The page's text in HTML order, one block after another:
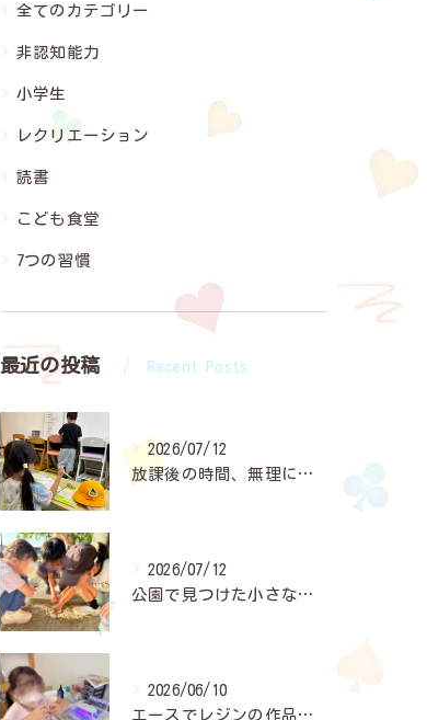
全てのカテゴリー
非認知能力
小学生
レクリエーション
読書
こども食堂
7つの習慣
最近の投稿 Recent Posts
2026/07/12
放課後の時間、無理に「宿題やって」と言わなくても大丈夫👌✨
2026/07/12
公園で見つけた小さな穴。
2026/06/10
エースでレジンの作品作りに夢中になっている子どもたちが増えて...